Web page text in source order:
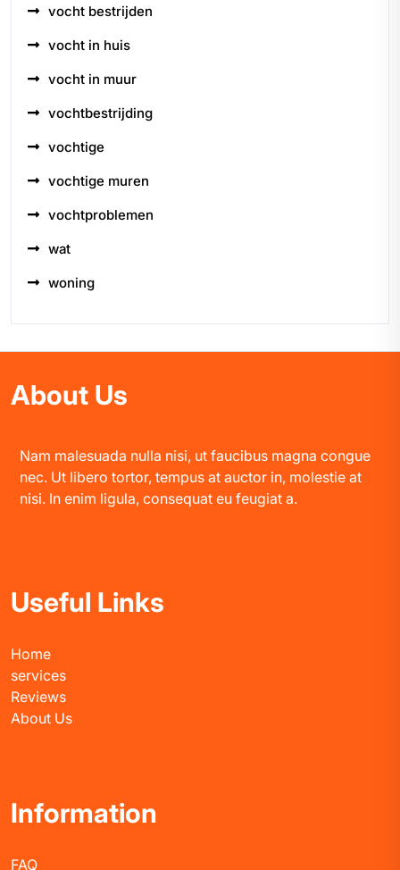
vocht bestrijden
vocht in huis
vocht in muur
vochtbestrijding
vochtige
vochtige muren
vochtproblemen
wat
woning
About Us
Nam malesuada nulla nisi, ut faucibus magna congue
nec. Ut libero tortor, tempus at auctor in, molestie at
nisi. In enim ligula, consequat eu feugiat a.
Useful Links
Home
services
Reviews
About Us
Information
FAQ